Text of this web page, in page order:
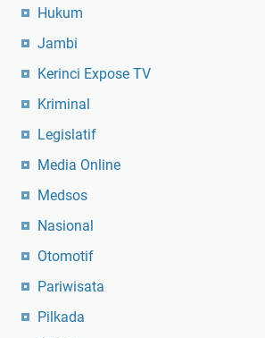
Hukum
Jambi
Kerinci Expose TV
Kriminal
Legislatif
Media Online
Medsos
Nasional
Otomotif
Pariwisata
Pilkada